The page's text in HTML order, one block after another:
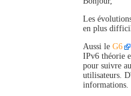
Les
en plus
Aussi le G6
IPv6 théorie
pour suivre
utilisateurs.
informations.